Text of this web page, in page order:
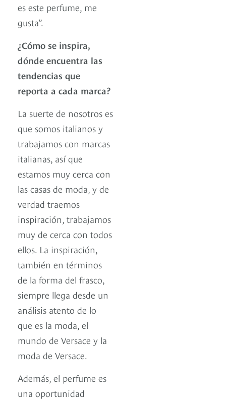
es este perfume, me
gusta”.
¿Cómo se inspira,
dónde encuentra las
tendencias que
reporta a cada marca?
La suerte de nosotros es
que somos italianos y
trabajamos con marcas
italianas, así que
estamos muy cerca con
las casas de moda, y de
verdad traemos
inspiración, trabajamos
muy de cerca con todos
ellos. La inspiración,
también en términos
de la forma del frasco,
siempre llega desde un
análisis atento de lo
que es la moda, el
mundo de Versace y la
moda de Versace.
Además, el perfume es
una oportunidad